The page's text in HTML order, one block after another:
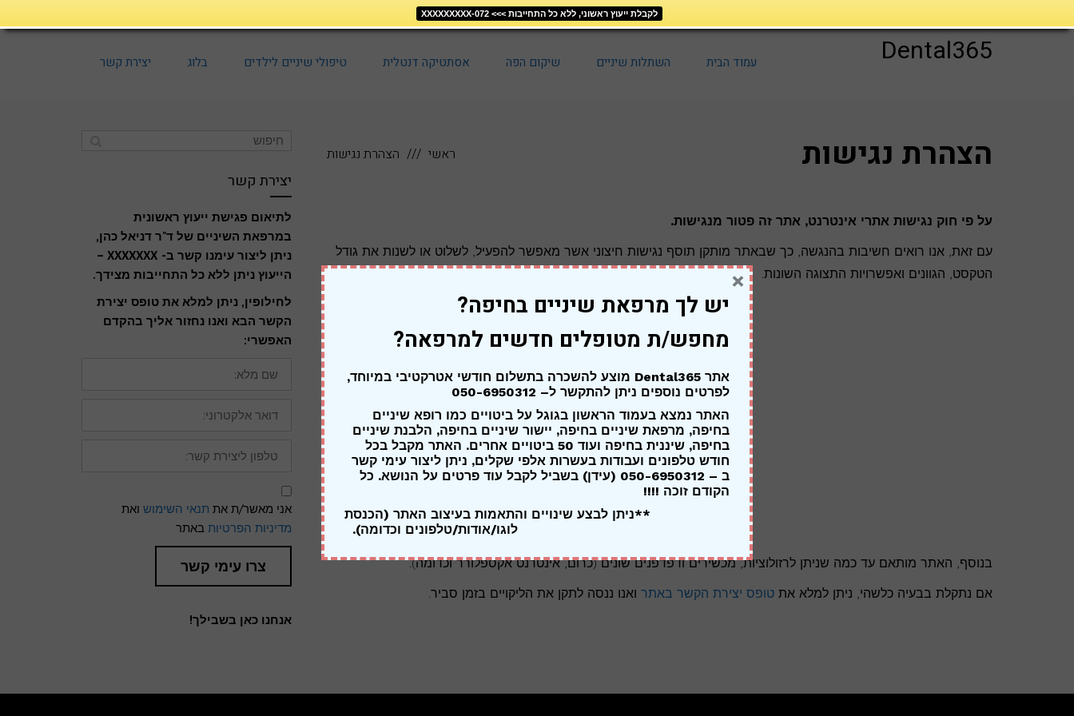
לקבלת ייעוץ ראשוני, ללא כל התחייבות >>> 072-XXXXXXXXX
לתוכן
Dental365 עמוד הבית השתלות שיניים שיקום הפה אסתטיקה דנטלית טיפולי שיניים לילדים בלוג יצירת קשר
ראשי הצהרת נגישות הצהרת נגישות
על פי חוק נגישות אתרי אינטרנט, אתר זה פטור מנגישות.
עם זאת, אנו רואים חשיבות בהנגשה, כך שבאתר מותקן תוסף נגישות חיצוני אשר מאפשר להפעיל, לשלוט או לשנות את גודל
הטקסט, הגוונים ואפשרויות התצוגה השונות.
בנוסף, האתר מותאם עד כמה שניתן לרזולוציות, מכשירים ודפדפנים שונים (כרום, אינטרנט אקספלורר וכדומה).
אם נתקלת בבעיה כלשהי, ניתן למלא את טופס יצירת הקשר באתר ואנו ננסה לתקן את הליקויים בזמן סביר.
יצירת קשר
לתיאום פגישת ייעוץ ראשונית
במרפאת השיניים של ד"ר דניאל כהן,
ניתן ליצור עימנו קשר ב- XXXXXXX –
הייעוץ ניתן ללא כל התחייבות מצידך.
לחילופין, ניתן למלא את טופס יצירת
הקשר הבא ואנו נחזור אליך בהקדם
האפשרי:
מלא:
אלקטרוני:
ליצירת
תנאי
שימוש
ומדיניות
פרטיות
אני מאשר/ת את תנאי השימוש ואת
מדיניות הפרטיות באתר
צרו עימי קשר
אנחנו כאן בשבילך!
יש לך מרפאת שיניים בחיפה?
מחפש/ת מטופלים חדשים למרפאה?
אתר Dental365 מוצע להשכרה בתשלום חודשי אטרקטיבי במיוחד,
לפרטים נוספים ניתן להתקשר ל– 050-6950312
האתר נמצא בעמוד הראשון בגוגל על ביטויים כמו רופא שיניים
בחיפה, מרפאת שיניים בחיפה, יישור שיניים בחיפה, הלבנת שיניים
בחיפה, שיננית בחיפה ועוד 50 ביטויים אחרים. האתר מקבל בכל
חודש טלפונים ועבודות בעשרות אלפי שקלים, ניתן ליצור עימי קשר
ב – 050-6950312 (עידן) בשביל לקבל עוד פרטים על הנושא. כל
הקודם זוכה !!!!
**ניתן לבצע שינויים והתאמות בעיצוב האתר (הכנסת
לוגו/אודות/טלפונים וכדומה).
×